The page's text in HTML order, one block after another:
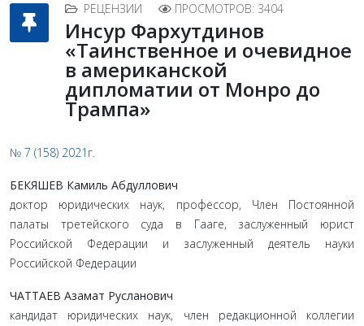
РЕЦЕНЗИИ ПРОСМОТРОВ: 3404
Инсур Фархутдинов
«Таинственное и очевидное
в американской
дипломатии от Монро до
Трампа»
№ 7 (158) 2021г.
БЕКЯШЕВ Камиль Абдуллович
доктор юридических наук, профессор, Член Постоянной
палаты третейского суда в Гааге, заслуженный юрист
Российской Федерации и заслуженный деятель науки
Российской Федерации
ЧАТТАЕВ Азамат Русланович
кандидат юридических наук, член редакционной коллегии